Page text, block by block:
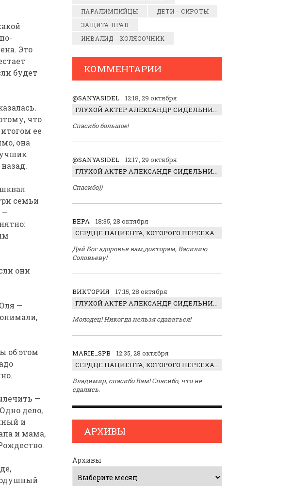
Это
будет
что
ее
она
семьи
—
они
—
об этом
—
дело,
и
и мама,
ПАРАЛИМПИЙЦЫ
ДЕТИ - СИРОТЫ
ЗАЩИТА ПРАВ
ИНВАЛИД - КОЛЯСОЧНИК
КОММЕНТАРИИ
@SANYASIDEL
12:18, 29 октября
ГЛУХОЙ АКТЕР АЛЕКСАНДР СИДЕЛЬНИКОВ: «С НАСЛАЖДЕНИЕМ ИГРАЛ ОТРИЦАТЕЛЬНОГО ГЕРОЯ!»
Спасибо большое!
@SANYASIDEL
12:17, 29 октября
ГЛУХОЙ АКТЕР АЛЕКСАНДР СИДЕЛЬНИКОВ: «С НАСЛАЖДЕНИЕМ ИГРАЛ ОТРИЦАТЕЛЬНОГО ГЕРОЯ!»
Спасибо))
ВЕРА
18:35, 28 октября
СЕРДЦЕ ПАЦИЕНТА, КОТОРОГО ПЕРЕЕХАЛ ТРАКТОР, ОБНАРУЖИЛИ… В ЖИВОТЕ
Дай Бог здоровья вам,докторам, Василию
Соловьеву!
ВИКТОРИЯ
17:15, 28 октября
ГЛУХОЙ АКТЕР АЛЕКСАНДР СИДЕЛЬНИКОВ: «С НАСЛАЖДЕНИЕМ ИГРАЛ ОТРИЦАТЕЛЬНОГО ГЕРОЯ!»
Молодец! Никогда нельзя сдаваться!
MARIE_SPB
12:35, 28 октября
СЕРДЦЕ ПАЦИЕНТА, КОТОРОГО ПЕРЕЕХАЛ ТРАКТОР, ОБНАРУЖИЛИ… В ЖИВОТЕ
Владимир, спасибо Вам! Спасибо, что не
сдались.
АРХИВЫ
Архивы